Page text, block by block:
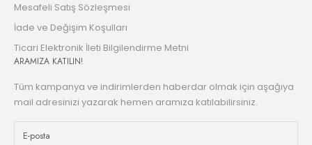
Mesafeli Satış Sözleşmesi
İade ve Değişim Koşulları
Ticari Elektronik İleti Bilgilendirme Metni
ARAMIZA KATILIN!
Tüm kampanya ve indirimlerden haberdar olmak için aşağıya
mail adresinizi yazarak hemen aramıza katılabilirsiniz.